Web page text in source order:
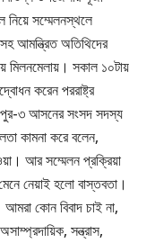
নিয়ে সম্মেলনস্থলে
আমন্ত্রিত অতিথিদের
মিলনমেলায়। সকাল ১০টায়
করেন পররাষ্ট্র
৩ আসনের সংসদ সদস্য
কামনা করে বলেন,
আর সম্মেলন প্রক্রিয়া
নেয়াই হলো বাস্তবতা।
আমরা কোন বিবাদ চাই না,
সন্ত্রাস,